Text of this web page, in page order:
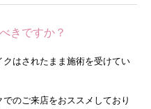
きですか？
はされたまま施術を受けてい
のご来店をおススメしており